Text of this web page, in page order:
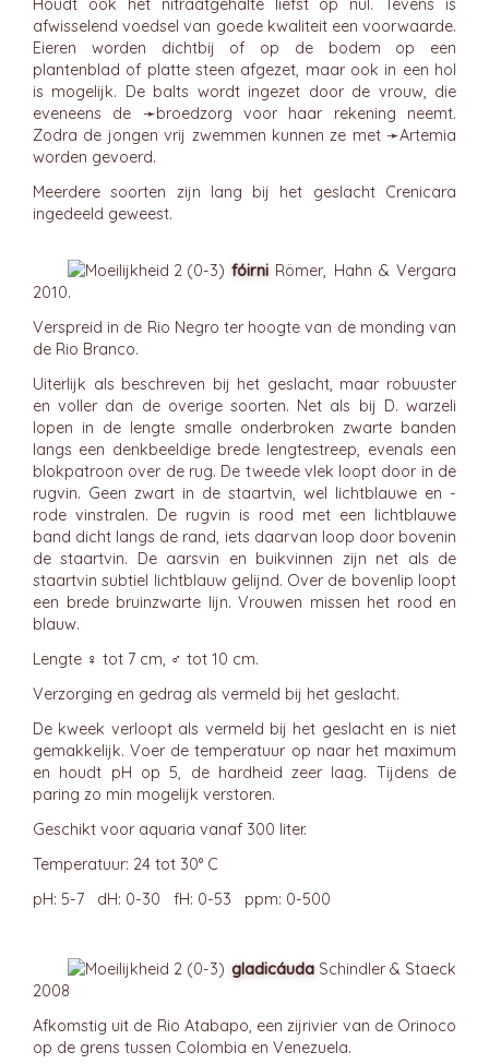
Houdt ook het nitraatgehalte liefst op nul. Tevens is
afwisselend voedsel van goede kwaliteit een voorwaarde.
Eieren worden dichtbij of op de bodem op een
plantenblad of platte steen afgezet, maar ook in een hol
is mogelijk. De balts wordt ingezet door de vrouw, die
eveneens de ➛broedzorg voor haar rekening neemt.
Zodra de jongen vrij zwemmen kunnen ze met ➛Artemia
worden gevoerd.
Meerdere soorten zijn lang bij het geslacht Crenicara
ingedeeld geweest.
fóirni Römer, Hahn & Vergara
2010.
Verspreid in de Rio Negro ter hoogte van de monding van
de Rio Branco.
Uiterlijk als beschreven bij het geslacht, maar robuuster
en voller dan de overige soorten. Net als bij D. warzeli
lopen in de lengte smalle onderbroken zwarte banden
langs een denkbeeldige brede lengtestreep, evenals een
blokpatroon over de rug. De tweede vlek loopt door in de
rugvin. Geen zwart in de staartvin, wel lichtblauwe en -
rode vinstralen. De rugvin is rood met een lichtblauwe
band dicht langs de rand, iets daarvan loop door bovenin
de staartvin. De aarsvin en buikvinnen zijn net als de
staartvin subtiel lichtblauw gelijnd. Over de bovenlip loopt
een brede bruinzwarte lijn. Vrouwen missen het rood en
blauw.
Lengte ♀ tot 7 cm, ♂ tot 10 cm.
Verzorging en gedrag als vermeld bij het geslacht.
De kweek verloopt als vermeld bij het geslacht en is niet
gemakkelijk. Voer de temperatuur op naar het maximum
en houdt pH op 5, de hardheid zeer laag. Tijdens de
paring zo min mogelijk verstoren.
Geschikt voor aquaria vanaf 300 liter.
Temperatuur: 24 tot 30° C
pH: 5-7 dH: 0-30 fH: 0-53 ppm: 0-500
gladicáuda Schindler & Staeck
2008
Afkomstig uit de Rio Atabapo, een zijrivier van de Orinoco
op de grens tussen Colombia en Venezuela.